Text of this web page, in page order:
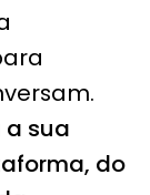
a sua
do